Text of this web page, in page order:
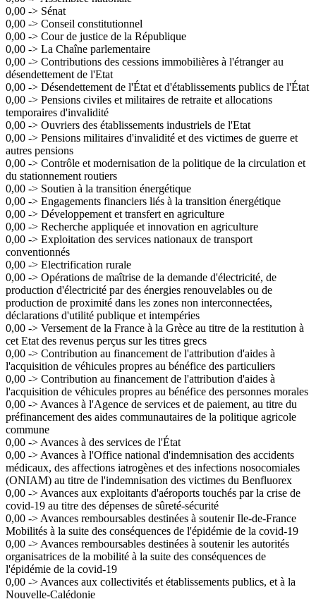
0,00 -> Sénat
0,00 -> Conseil constitutionnel
0,00 -> Cour de justice de la République
0,00 -> La Chaîne parlementaire
0,00 -> Contributions des cessions immobilières à l'étranger au
désendettement de l'Etat
0,00 -> Désendettement de l'État et d'établissements publics de l'État
0,00 -> Pensions civiles et militaires de retraite et allocations
temporaires d'invalidité
0,00 -> Ouvriers des établissements industriels de l'Etat
0,00 -> Pensions militaires d'invalidité et des victimes de guerre et
autres pensions
0,00 -> Contrôle et modernisation de la politique de la circulation et
du stationnement routiers
0,00 -> Soutien à la transition énergétique
0,00 -> Engagements financiers liés à la transition énergétique
0,00 -> Développement et transfert en agriculture
0,00 -> Recherche appliquée et innovation en agriculture
0,00 -> Exploitation des services nationaux de transport
conventionnés
0,00 -> Electrification rurale
0,00 -> Opérations de maîtrise de la demande d'électricité, de
production d'électricité par des énergies renouvelables ou de
production de proximité dans les zones non interconnectées,
déclarations d'utilité publique et intempéries
0,00 -> Versement de la France à la Grèce au titre de la restitution à
cet Etat des revenus perçus sur les titres grecs
0,00 -> Contribution au financement de l'attribution d'aides à
l'acquisition de véhicules propres au bénéfice des particuliers
0,00 -> Contribution au financement de l'attribution d'aides à
l'acquisition de véhicules propres au bénéfice des personnes morales
0,00 -> Avances à l'Agence de services et de paiement, au titre du
préfinancement des aides communautaires de la politique agricole
commune
0,00 -> Avances à des services de l'État
0,00 -> Avances à l'Office national d'indemnisation des accidents
médicaux, des affections iatrogènes et des infections nosocomiales
(ONIAM) au titre de l'indemnisation des victimes du Benfluorex
0,00 -> Avances aux exploitants d'aéroports touchés par la crise de
covid-19 au titre des dépenses de sûreté-sécurité
0,00 -> Avances remboursables destinées à soutenir Ile-de-France
Mobilités à la suite des conséquences de l'épidémie de la covid-19
0,00 -> Avances remboursables destinées à soutenir les autorités
organisatrices de la mobilité à la suite des conséquences de
l'épidémie de la covid-19
0,00 -> Avances aux collectivités et établissements publics, et à la
Nouvelle-Calédonie